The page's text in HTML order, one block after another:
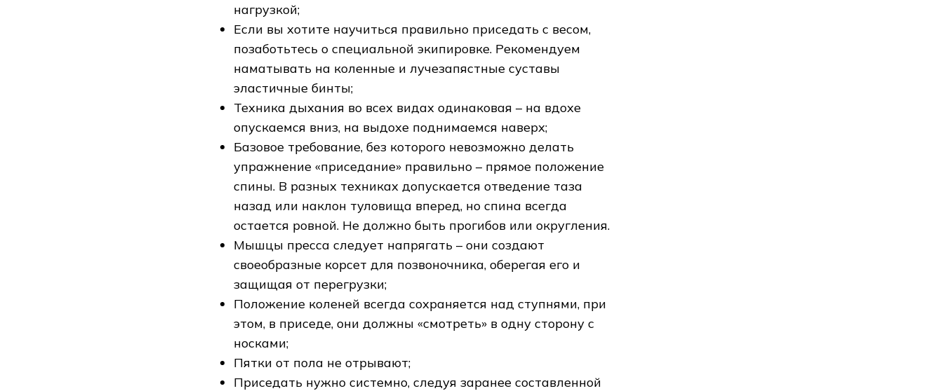
нагрузкой;
Если вы хотите научиться правильно приседать с весом,
позаботьтесь о специальной экипировке. Рекомендуем
наматывать на коленные и лучезапястные суставы
эластичные бинты;
Техника дыхания во всех видах одинаковая – на вдохе
опускаемся вниз, на выдохе поднимаемся наверх;
Базовое требование, без которого невозможно делать
упражнение «приседание» правильно – прямое положение
спины. В разных техниках допускается отведение таза
назад или наклон туловища вперед, но спина всегда
остается ровной. Не должно быть прогибов или округления.
Мышцы пресса следует напрягать – они создают
своеобразные корсет для позвоночника, оберегая его и
защищая от перегрузки;
Положение коленей всегда сохраняется над ступнями, при
этом, в приседе, они должны «смотреть» в одну сторону с
носками;
Пятки от пола не отрывают;
Приседать нужно системно, следуя заранее составленной